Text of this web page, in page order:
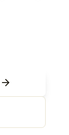
arrow_forward